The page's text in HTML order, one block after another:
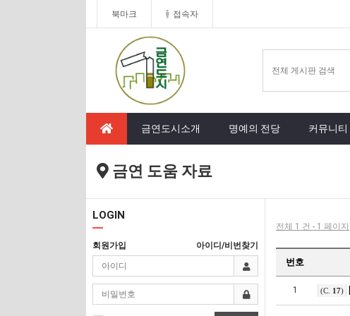
북마크 접속자
금연도시소개 명예의 전당 커뮤니티
금연 도움 자료
LOGIN
회원가입 아이디/비번찾기
전체 1 건 - 1 페이지
번호
1 (C. 17)